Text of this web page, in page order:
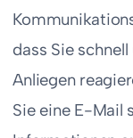
dass Sie
Anliegen
Sie eine E-Mail